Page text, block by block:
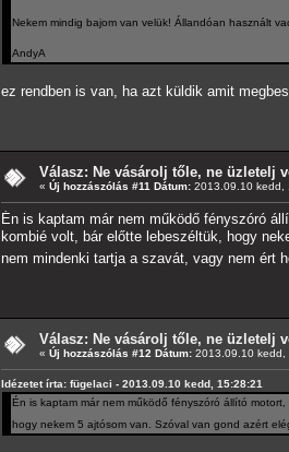
Nekem mindig bajom van velük! Állandóan használt
AndyA
ez rendben is van, ha azt küldik amit
Válasz: Ne vásárolj tőle, ne üzletelj
« Új hozzászólás #11 Dátum: 2013.09.10 kedd,
Én is kaptam már nem működő fényszóró
kombié volt, bár előtte lebeszéltük, hogy
nem mindenki tartja a szavát, vagy nem ért
Válasz: Ne vásárolj tőle, ne üzletelj
« Új hozzászólás #12 Dátum: 2013.09.10 kedd,
Idézetet írta: fügelaci - 2013.09.10 kedd, 15:28:21
Én is kaptam már nem működő fényszóró állító
hogy nekem 5 ajtósom van. Szóval van gond azért